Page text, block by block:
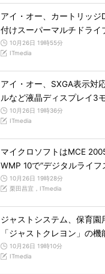
アイ・オー、カートリッジ
付けスーパーマルチドライ
10月26日 19時55分
ITmedia
アイ・オー、SXGA表示対
ルなど液晶ディスプレイ3
10月26日 19時36分
ITmedia
マイクロソフトはMCE
WMP 10で“デジタルライフ
10月26日 19時28分
栗田昌宜，ITmedia
ジャストシステム、保育園
「ジャストクレヨン」の
10月26日 19時10分
ITmedia